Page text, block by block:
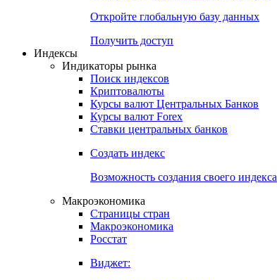
Откройте глобальную базу данных
Получить доступ
Индексы
Индикаторы рынка
Поиск индексов
Криптовалюты
Курсы валют Центральных Банков
Курсы валют Forex
Ставки центральных банков
Создать индекс
Возможность создания своего индекса
Макроэкономика
Страницы стран
Макроэкономика
Росстат
Виджет: